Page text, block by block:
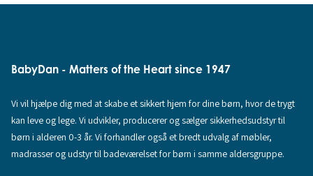
BabyDan - Matters of the Heart since 1947
Vi vil hjælpe dig med at skabe et sikkert hjem for dine børn, hvor de trygt
kan leve og lege. Vi udvikler, producerer og sælger sikkerhedsudstyr til
børn i alderen 0-3 år. Vi forhandler også et bredt udvalg af møbler,
madrasser og udstyr til badeværelset for børn i samme aldersgruppe.